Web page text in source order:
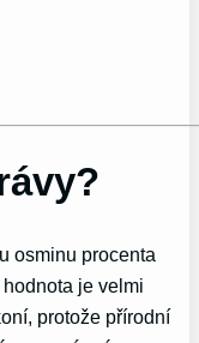
osminu procenta
je velmi
protože přírodní